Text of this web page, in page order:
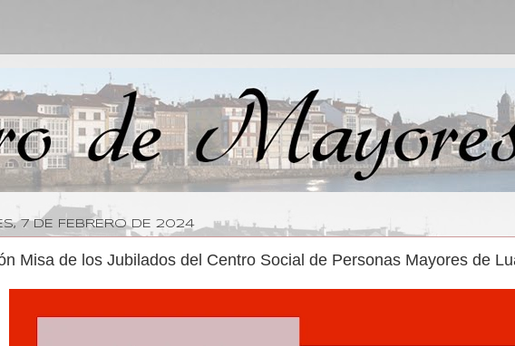
7 DE FEBRERO DE 2024
Misa de los Jubilados del Centro Social de Personas Mayores de